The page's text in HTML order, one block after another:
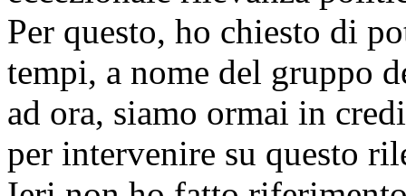
Per questo, ho chiesto di
tempi, a nome del gruppo
ad ora, siamo ormai in
per intervenire su questo